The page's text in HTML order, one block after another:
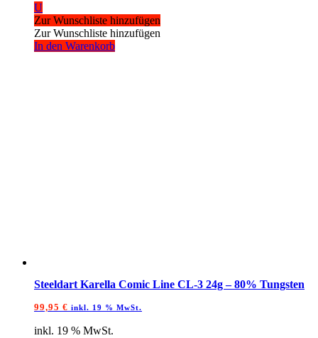
U
Zur Wunschliste hinzufügen
Zur Wunschliste hinzufügen
In den Warenkorb
Steeldart Karella Comic Line CL‑3 24g – 80% Tungsten
99,95 € inkl. 19 % MwSt.
inkl. 19 % MwSt.